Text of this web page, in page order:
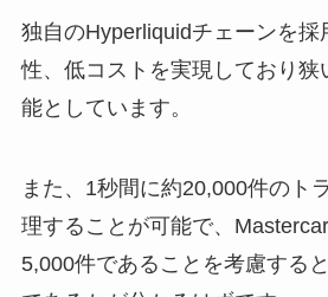
独自のHyperliquidチェーンを採
性、低コストを実現しており狭
能としています。
また、1秒間に約20,000件のト
理することが可能で、
5,000件であることを考慮する